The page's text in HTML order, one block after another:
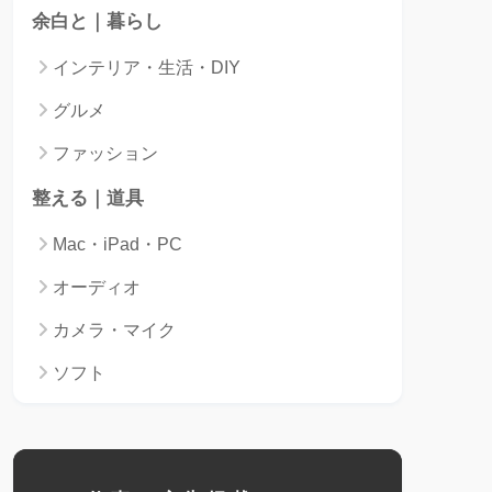
余白と｜暮らし
インテリア・生活・DIY
グルメ
ファッション
整える｜道具
Mac・iPad・PC
オーディオ
カメラ・マイク
ソフト